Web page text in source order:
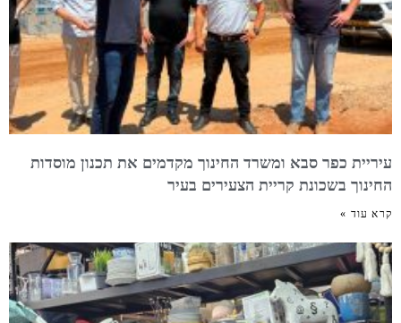
עיריית כפר סבא ומשרד החינוך מקדמים את תכנון מוסדות
החינוך בשכונת קריית הצעירים בעיר
קרא עוד »